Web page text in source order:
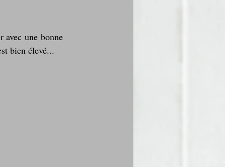
avec une bonne
bien élevé...